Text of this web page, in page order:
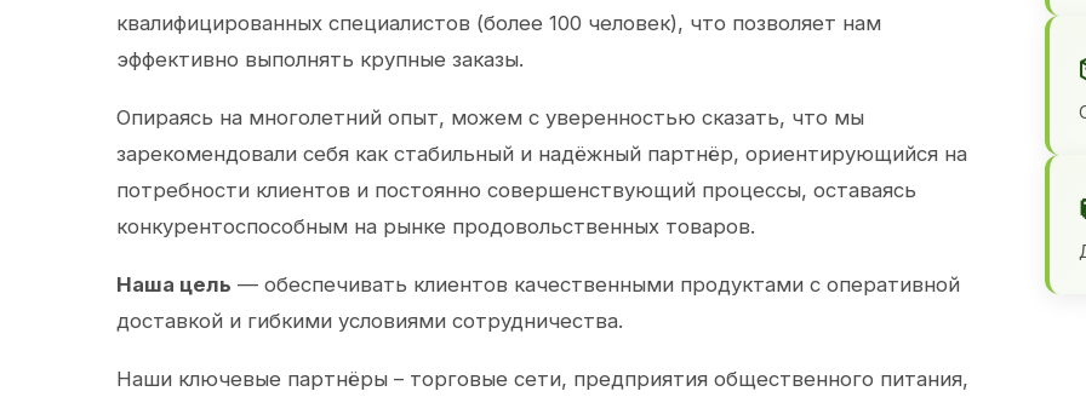
квалифицированных специалистов (более 100 человек), что позволяет нам
эффективно выполнять крупные заказы.
Опираясь на многолетний опыт, можем с уверенностью сказать, что мы
зарекомендовали себя как стабильный и надёжный партнёр, ориентирующийся на
потребности клиентов и постоянно совершенствующий процессы, оставаясь
конкурентоспособным на рынке продовольственных товаров.
Наша цель — обеспечивать клиентов качественными продуктами с оперативной
доставкой и гибкими условиями сотрудничества.
Наши ключевые партнёры – торговые сети, предприятия общественного питания,